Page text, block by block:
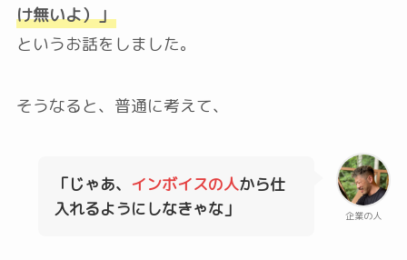
け無いよ）」
というお話をしました。
そうなると、普通に考えて、
企業の人
「じゃあ、 インボイスの人から仕
入れるようにしなきゃな」